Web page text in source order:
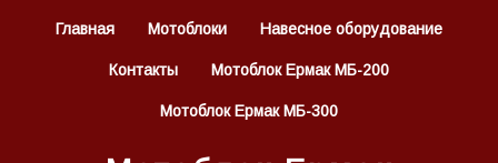
Главная Мотоблоки Навесное оборудование
Контакты Мотоблок Ермак МБ-200
Мотоблок Ермак МБ-300